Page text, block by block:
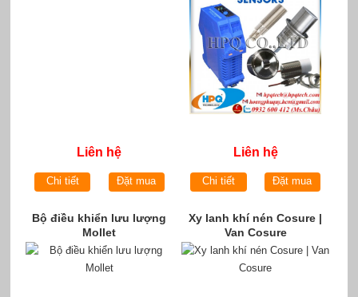
Liên hệ
Chi tiết Đặt mua
Liên hệ
Chi tiết Đặt mua
Bộ điều khiển lưu lượng
Mollet
Xy lanh khí nén Cosure |
Van Cosure